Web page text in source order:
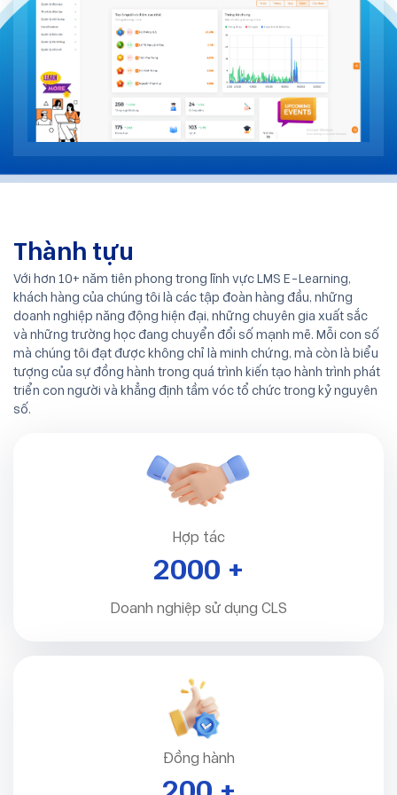
Thành tựu
Với hơn 10+ năm tiên phong trong lĩnh vực LMS E-Learning,
khách hàng của chúng tôi là các tập đoàn hàng đầu, những
doanh nghiệp năng động hiện đại, những chuyên gia xuất sắc
và những trường học đang chuyển đổi số mạnh mẽ. Mỗi con số
mà chúng tôi đạt được không chỉ là minh chứng, mà còn là biểu
tượng của sự đồng hành trong quá trình kiến tạo hành trình phát
triển con người và khẳng định tầm vóc tổ chức trong kỷ nguyên
số.
Hợp tác
2000 +
Doanh nghiệp sử dụng CLS
Đồng hành